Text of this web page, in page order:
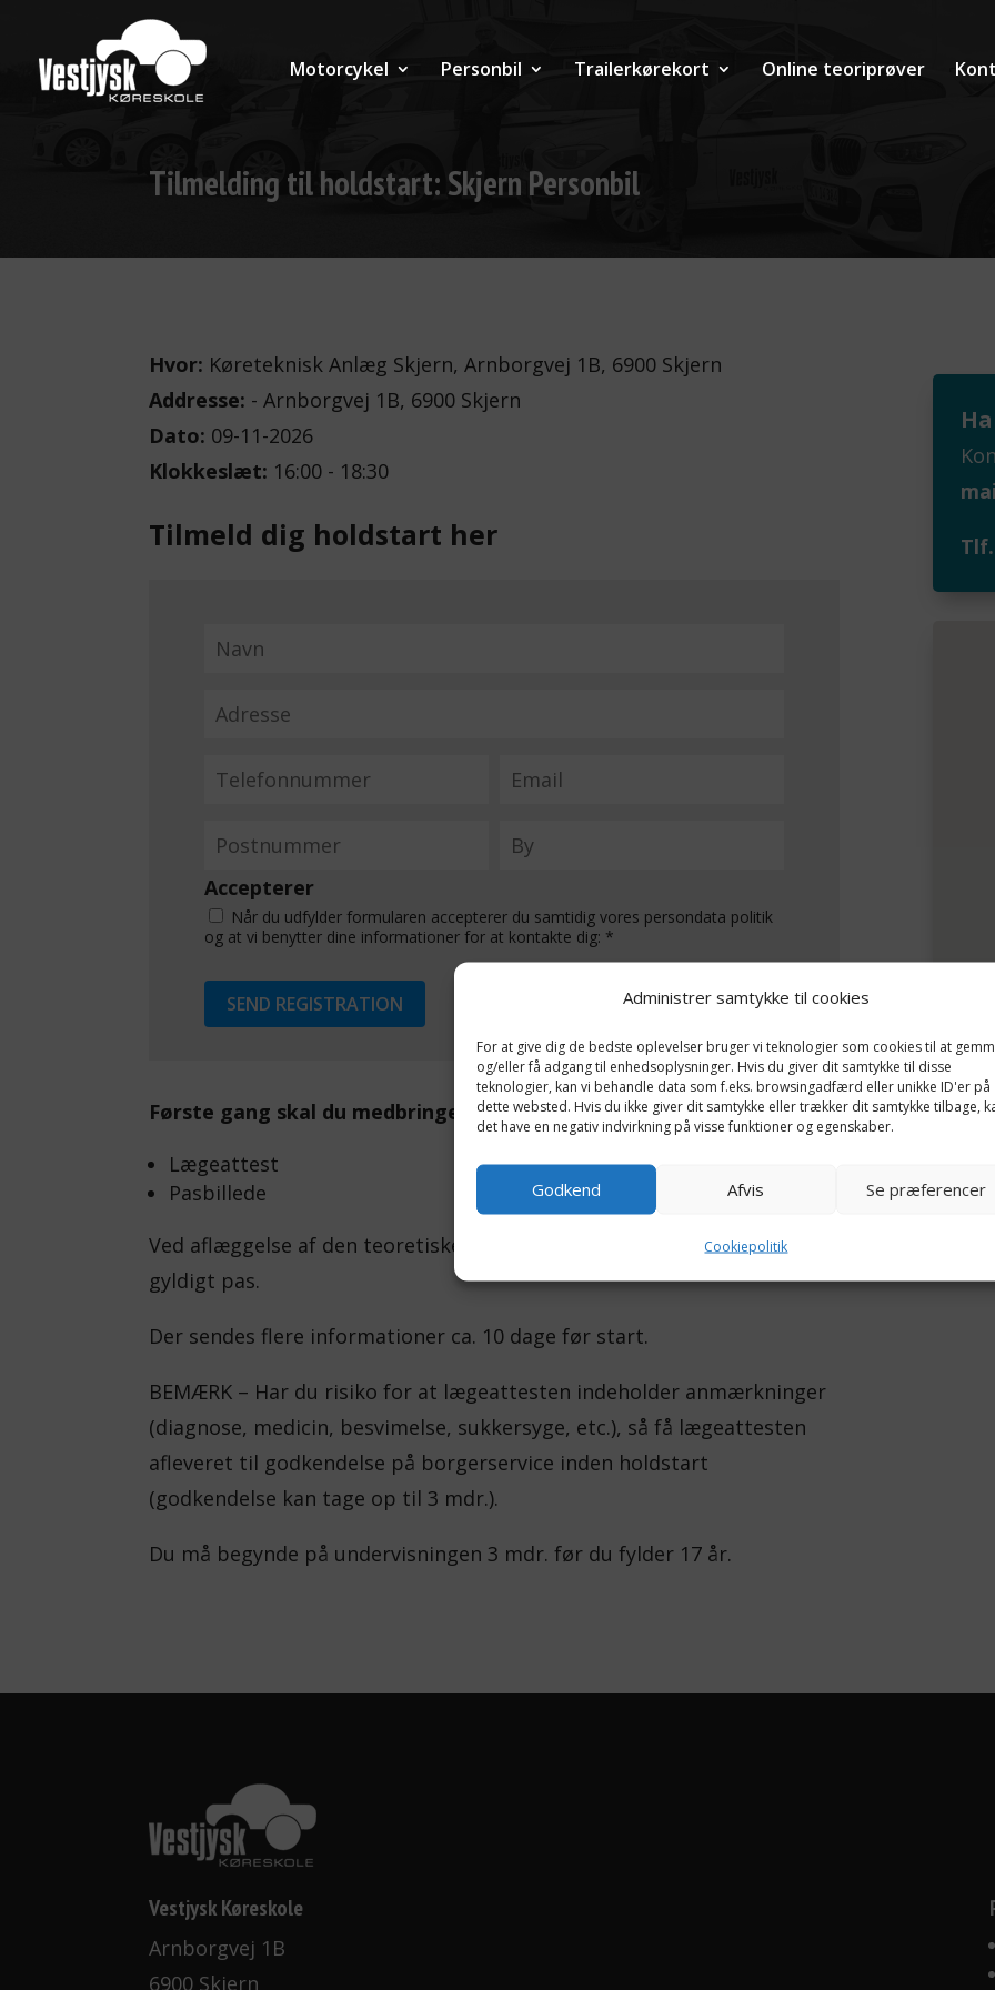
Administrer samtykke til cookies
For at give dig de bedste oplevelser bruger vi teknologier som cookies til at
og/eller få adgang til enhedsoplysninger. Hvis du giver dit samtykke til disse
teknologier, kan vi behandle data som f.eks. browsingadfærd eller unikke ID'er på
dette websted. Hvis du ikke giver dit samtykke eller trækker dit samtykke tilbage,
det have en negativ indvirkning på visse funktioner og egenskaber.
Godkend Afvis Se præferencer
Cookiepolitik
Motorcykel Personbil Trailerkørekort Online teoriprøver
Tilmelding til holdstart: Skjern Personbil
Hvor: Køreteknisk Anlæg Skjern, Arnborgvej 1B, 6900 Skjern
Addresse: - Arnborgvej 1B, 6900 Skjern
Dato: 09-11-2026
Klokkeslæt: 16:00 - 18:30
Accepterer
Når du udfylder formularen accepterer du samtidig vores persondata politik
og at vi benytter dine informationer for at kontakte dig: *
SEND REGISTRATION
Første gang skal du medbringe:
Lægeattest
Pasbillede
Ved aflæggelse af den teoretiske og praktiske prøve, skal der fremvises
gyldigt pas.
Der sendes flere informationer ca. 10 dage før start.
BEMÆRK – Har du risiko for at lægeattesten indeholder anmærkninger
(diagnose, medicin, besvimelse, sukkersyge, etc.), så få lægeattesten
afleveret til godkendelse på borgerservice inden holdstart
(godkendelse kan tage op til 3 mdr.).
Du må begynde på undervisningen 3 mdr. før du fylder 17 år.
Vestjysk Køreskole
Arnborgvej 1B
6900 Skjern